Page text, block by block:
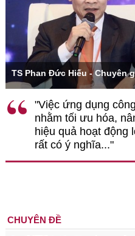
TS Phan Đức Hiếu - Chuyên
"Việc ứng dụng
nhằm tối ưu hóa,
hiệu quả hoạt động
rất có ý nghĩa..."
CHUYÊN ĐỀ